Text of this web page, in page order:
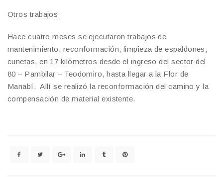
Otros trabajos
Hace cuatro meses se ejecutaron trabajos de
mantenimiento, reconformación, limpieza de espaldones,
cunetas, en 17 kilómetros desde el ingreso del sector del
80 – Pambilar – Teodomiro, hasta llegar a la Flor de
Manabí. Allí se realizó la reconformación del camino y la
compensación de material existente.